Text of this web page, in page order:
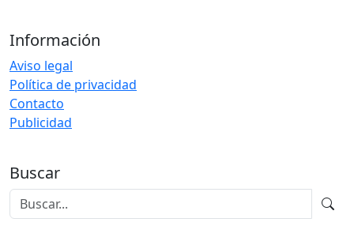
Información
Aviso legal
Política de privacidad
Contacto
Publicidad
Buscar